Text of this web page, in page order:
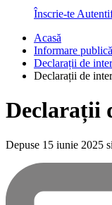
Înscrie-te
Acasă
Informare publică
Declarații de
Declarații de
Declarații
Depuse 15 iunie 2025